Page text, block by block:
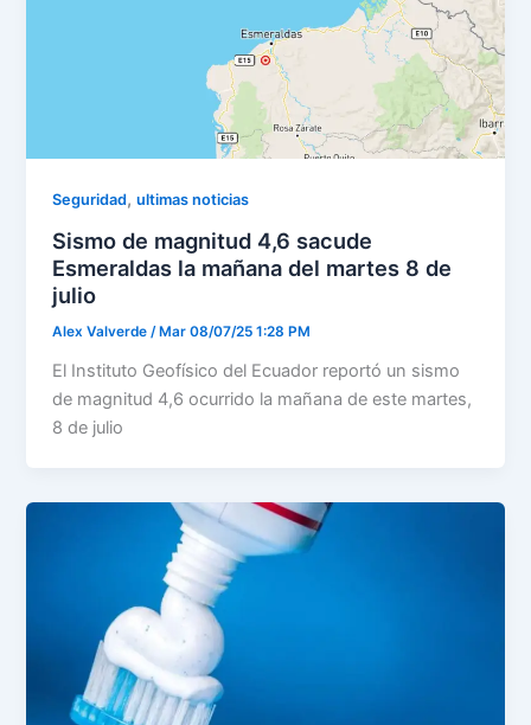
Seguridad,ultimas noticias
Sismo de magnitud 4,6 sacude
Esmeraldas la mañana del martes 8 de
julio
Alex Valverde /Mar 08/07/25 1:28 PM
El Instituto Geofísico del Ecuador reportó un sismo
de magnitud 4,6 ocurrido la mañana de este martes,
8 de julio